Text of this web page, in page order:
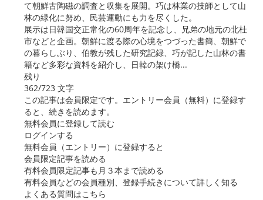
て朝鮮古陶磁の調査と収集を展開。巧は林業の技師として山
林の緑化に努め、民芸運動にも力を尽くした。
展示は日韓国交正常化の60周年を記念し、兄弟の地元の北杜
市などと企画。朝鮮に渡る際の心境をつづった書簡、朝鮮で
の暮らしぶり、伯教が残した研究記録、巧が記した山林の書
籍など多彩な資料を紹介し、日韓の架け橋...
残り
362/723 文字
この記事は会員限定です。エントリー会員（無料）に登録す
ると、続きを読めます。
無料会員に登録して読む
ログインする
無料会員（エントリー）に登録すると
会員限定記事を読める
有料会員限定記事も月３本まで読める
有料会員などの会員種別、登録手続きについて詳しく知る
よくある質問はこちら